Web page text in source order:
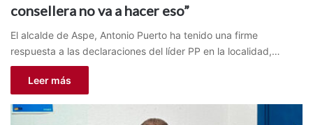
consellera no va a hacer eso”
El alcalde de Aspe, Antonio Puerto ha tenido una firme
respuesta a las declaraciones del líder PP en la localidad,…
Leer más